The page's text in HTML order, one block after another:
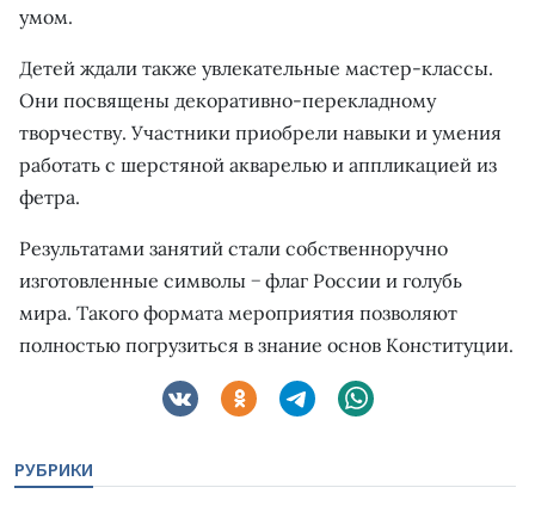
умом.
Детей ждали также увлекательные мастер-классы.
Они посвящены декоративно-перекладному
творчеству. Участники приобрели навыки и умения
работать с шерстяной акварелью и аппликацией из
фетра.
Результатами занятий стали собственноручно
изготовленные символы − флаг России и голубь
мира. Такого формата мероприятия позволяют
полностью погрузиться в знание основ Конституции.
РУБРИКИ